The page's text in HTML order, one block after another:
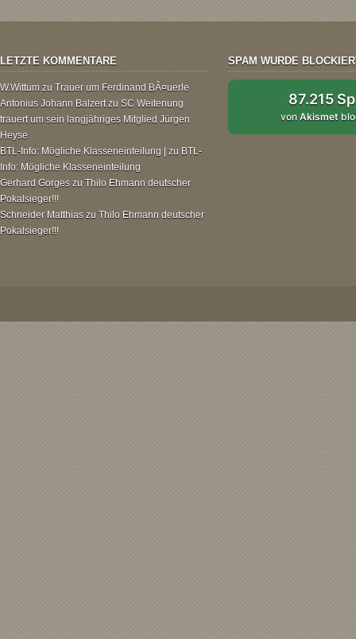
LETZTE KOMMENTARE
W.Wittum zu Trauer um Ferdinand BÃ¤uerle
Antonius Johann Balzertzu SC Weitenung
trauert um sein langjähriges Mitglied Jürgen
Heyse
BTL-Info: Mögliche Klasseneinteilung | zu BTL-
Info: Mögliche Klasseneinteilung
Gerhard Gorges zu Thilo Ehmann deutscher
Pokalsieger!!!
Schneider Matthias zu Thilo Ehmann deutscher
Pokalsieger!!!
SPAM WURDE
87.215
vonAkismet